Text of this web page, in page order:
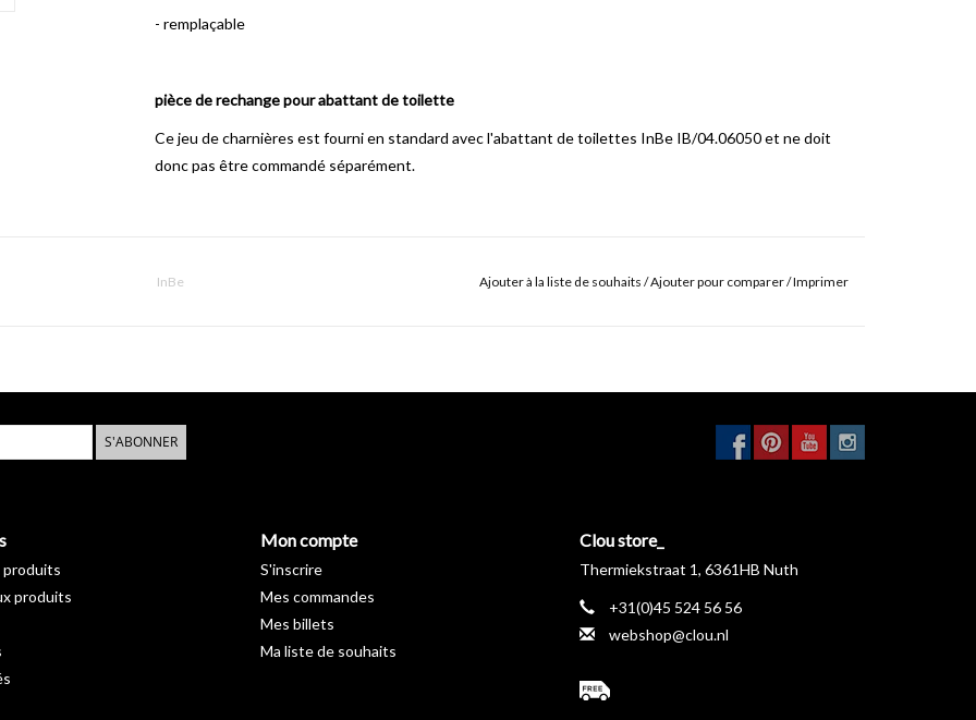
- remplaçable
pièce de rechange pour abattant de toilette
Ce jeu de charnières est fourni en standard avec l'abattant de toilettes InBe IB/04.06050 et ne doit
donc pas être commandé séparément.
InBe Ajouter à la liste de souhaits /Ajouter pour comparer/Imprimer
S'ABONNER
produits
produits
Mon compte
S'inscrire
Mes commandes
Mes billets
Ma liste de souhaits
Clou store_
Thermiekstraat 1, 6361HB Nuth
+31(0)45 524 56 56
webshop@clou.nl